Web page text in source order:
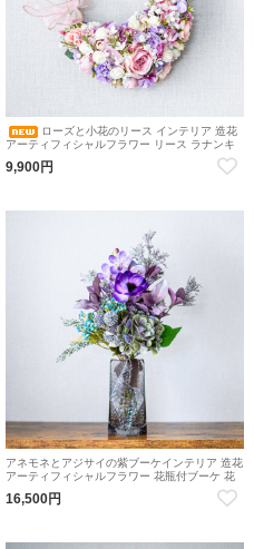
ローズと小花のリース インテリア 造花
アーティフィシャルフラワー リース ラナンキ
9,900円
アネモネとアジサイの紫ブーケインテリア 造花
アーティフィシャルフラワー 花瓶付ブーケ 花
16,500円